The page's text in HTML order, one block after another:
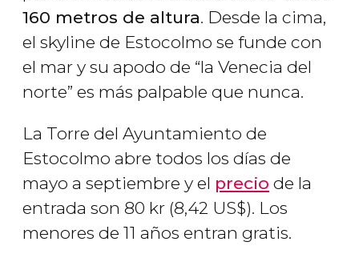
160 metros de altura. Desde la cima,
el skyline de Estocolmo se funde con
el mar y su apodo de “la Venecia del
norte” es más palpable que nunca.
La Torre del Ayuntamiento de
Estocolmo abre todos los días de
mayo a septiembre y el precio de la
entrada son 80 kr (8,42 US$). Los
menores de 11 años entran gratis.